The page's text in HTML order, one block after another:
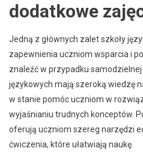
dodatkowe
Jedną z głównych zalet szkoły
zapewnienia uczniom wsparcia i
znaleźć w przypadku samodzielnej
językowych mają szeroką wiedzę
w stanie pomóc uczniom w
wyjaśnianiu trudnych konceptów.
oferują uczniom szereg narzędzi
ćwiczenia, które ułatwiają naukę.